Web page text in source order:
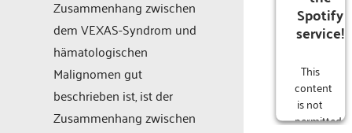
Zusammenhang zwischen
dem VEXAS-Syndrom und
hämatologischen
Malignomen gut
beschrieben ist, ist der
Zusammenhang zwischen
Spotify
service!
This
content
is not
permitted